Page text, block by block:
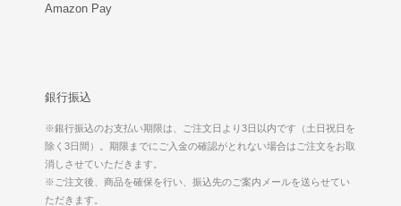
Amazon Pay
銀行振込
※銀行振込のお支払い期限は、ご注文日より3日以内です（土日祝日を
除く3日間）。期限までにご入金の確認がとれない場合はご注文をお取
消しさせていただきます。
※ご注文後、商品を確保を行い、振込先のご案内メールを送らせてい
ただきます。